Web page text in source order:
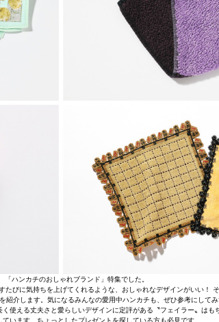
「ハンカチのおしゃれブランド」特集でした。
びに気持ちを上げてくれるような、おしゃれなデザインがいい！
紹介します。気になるみんなの愛用中ハンカチも、ぜひ参考にしてみ
使える丈夫さと愛らしいデザインに定評がある〝フェイラー〟はも
います。ちょっとしたプレゼントを探している方も必見です。